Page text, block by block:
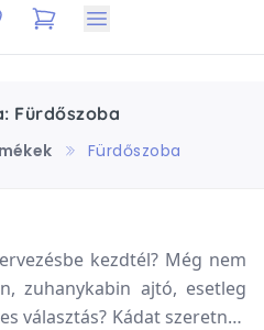
Fürdőszoba
Fürdőszoba
kezdtél? Még nem
zuhanykabin ajtó, esetleg
választás? Kádat szeretnél,